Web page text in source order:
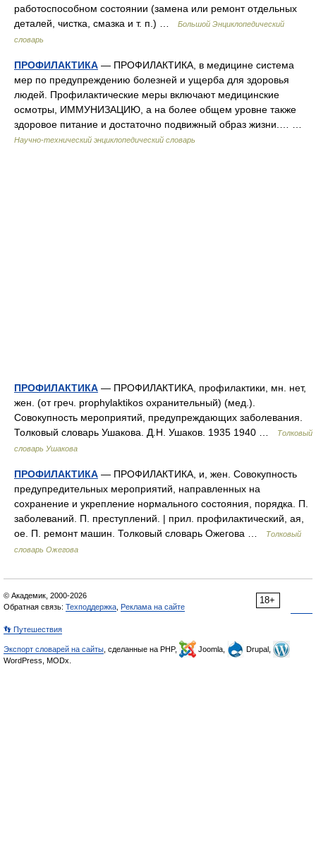
работоспособном состоянии (замена или ремонт отдельных
деталей, чистка, смазка и т. п.) …
Большой Энциклопедический
словарь
ПРОФИЛАКТИКА — ПРОФИЛАКТИКА, в медицине система
мер по предупреждению болезней и ущерба для здоровья
людей. Профилактические меры включают медицинские
осмотры, ИММУНИЗАЦИЮ, а на более общем уровне также
здоровое питание и достаточно подвижный образ жизни.… …
Научно-технический энциклопедический словарь
ПРОФИЛАКТИКА — ПРОФИЛАКТИКА, профилактики, мн. нет,
жен. (от греч. prophylaktikos охранительный) (мед.).
Совокупность мероприятий, предупреждающих заболевания.
Толковый словарь Ушакова. Д.Н. Ушаков. 1935 1940 …
Толковый
словарь Ушакова
ПРОФИЛАКТИКА — ПРОФИЛАКТИКА, и, жен. Совокупность
предупредительных мероприятий, направленных на
сохранение и укрепление нормального состояния, порядка. П.
заболеваний. П. преступлений. | прил. профилактический, ая,
ое. П. ремонт машин. Толковый словарь Ожегова …
Толковый
словарь Ожегова
18+
© Академик, 2000-2026
Обратная связь: Техподдержка Реклама на сайте
👣 Путешествия
Экспорт словарей на сайты , сделанные на PHP, Joomla,
Drupal,
WordPress, MODx.